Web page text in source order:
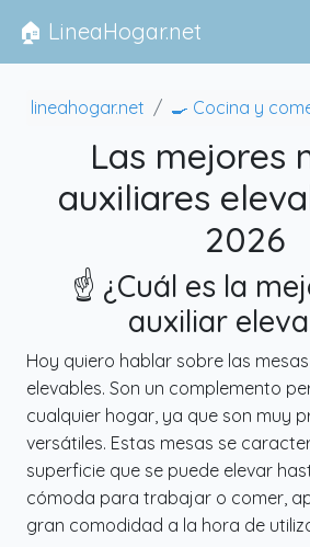
🏠 LineaHogar.net
lineahogar.net 🍳 Cocina y
Las mejores
auxiliares
2026
☝️ ¿Cuál es la
auxiliar
Hoy quiero hablar sobre las
elevables. Son un complemento
cualquier hogar, ya que son muy
versátiles. Estas mesas se
superficie que se puede elevar
cómoda para trabajar o comer,
gran comodidad a la hora de